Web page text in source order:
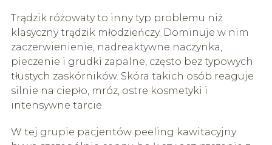
Trądzik różowaty to inny typ problemu niż
klasyczny trądzik młodzieńczy. Dominuje w nim
zaczerwienienie, nadreaktywne naczynka,
pieczenie i grudki zapalne, często bez typowych
tłustych zaskórników. Skóra takich osób reaguje
silnie na ciepło, mróz, ostre kosmetyki i
intensywne tarcie.
W tej grupie pacjentów peeling kawitacyjny